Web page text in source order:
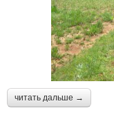
читать дальше →